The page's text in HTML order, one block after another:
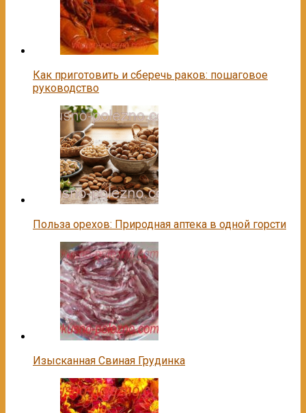
Как приготовить и сберечь раков: пошаговое
руководство
Польза орехов: Природная аптека в одной горсти
Изысканная Свиная Грудинка